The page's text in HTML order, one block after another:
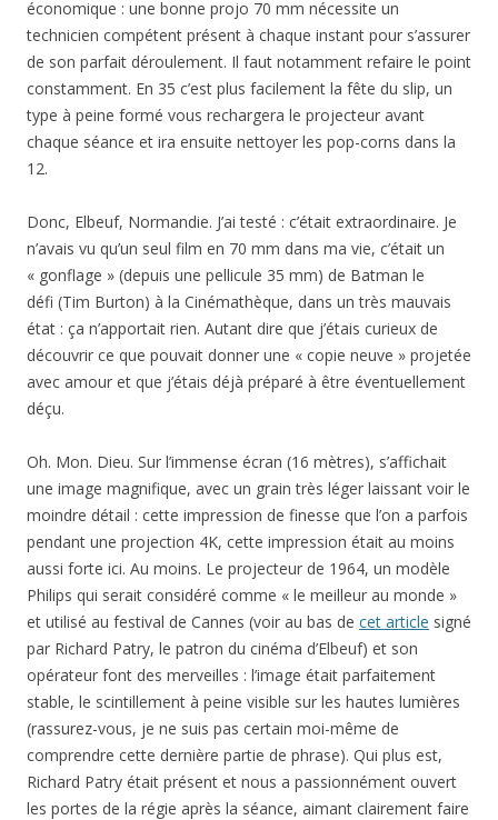
économique : une bonne projo 70 mm nécessite un
technicien compétent présent à chaque instant pour s’assurer
de son parfait déroulement. Il faut notamment refaire le point
constamment. En 35 c’est plus facilement la fête du slip, un
type à peine formé vous rechargera le projecteur avant
chaque séance et ira ensuite nettoyer les pop-corns dans la
12.
Donc, Elbeuf, Normandie. J’ai testé : c’était extraordinaire. Je
n’avais vu qu’un seul film en 70 mm dans ma vie, c’était un
« gonflage » (depuis une pellicule 35 mm) de Batman le
défi (Tim Burton) à la Cinémathèque, dans un très mauvais
état : ça n’apportait rien. Autant dire que j’étais curieux de
découvrir ce que pouvait donner une « copie neuve » projetée
avec amour et que j’étais déjà préparé à être éventuellement
déçu.
Oh. Mon. Dieu. Sur l’immense écran (16 mètres), s’affichait
une image magnifique, avec un grain très léger laissant voir le
moindre détail : cette impression de finesse que l’on a parfois
pendant une projection 4K, cette impression était au moins
aussi forte ici. Au moins. Le projecteur de 1964, un modèle
Philips qui serait considéré comme « le meilleur au monde »
et utilisé au festival de Cannes (voir au bas de cet article signé
par Richard Patry, le patron du cinéma d’Elbeuf) et son
opérateur font des merveilles : l’image était parfaitement
stable, le scintillement à peine visible sur les hautes lumières
(rassurez-vous, je ne suis pas certain moi-même de
comprendre cette dernière partie de phrase). Qui plus est,
Richard Patry était présent et nous a passionnément ouvert
les portes de la régie après la séance, aimant clairement faire